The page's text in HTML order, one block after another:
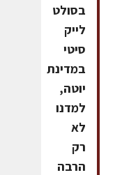
בסולט
לייק
סיטי
במדינת
יוטה,
למדנו
לא
רק
הרבה